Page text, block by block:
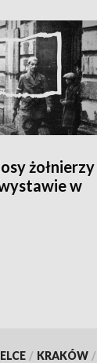
żołnierzy
w
/ KRAKÓW /